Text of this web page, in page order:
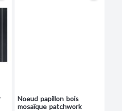
Noeud papillon bois
mosaïque patchwork